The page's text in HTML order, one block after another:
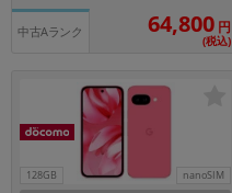
中古Aランク 64,800 円
(税込)
128GB nanoSIM